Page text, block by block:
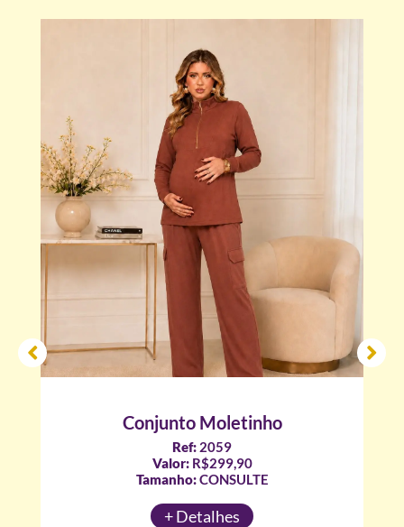
Conjunto Moletinho
Ref: 2059
Valor:R$299,90
Tamanho:CONSULTE
+ Detalhes